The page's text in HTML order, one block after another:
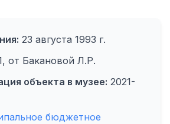
23 августа 1993 г.
от Бакановой Л.Р.
объекта в музее: 2021-
бюджетное